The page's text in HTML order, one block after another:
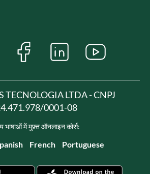
TECNOLOGIA LTDA - CNPJ
0001-08
भाषाओं में मुफ़्त ऑनलाइन कोर्स:
French Portuguese